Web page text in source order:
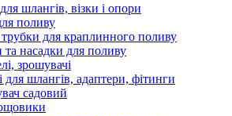
шлангів, візки і опори
поливу
для краплинного поливу
та насадки для поливу
зрошувачі
для шлангів, адаптери, фітинги
садовий